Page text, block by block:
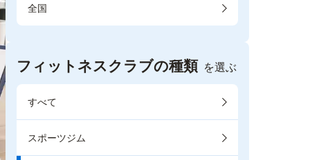
全国
フィットネスクラブの種類 を選ぶ
すべて
スポーツジム